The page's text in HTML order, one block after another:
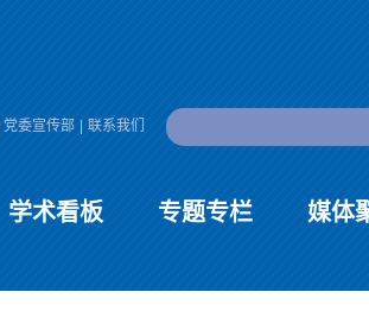
党委宣传部 联系我们
学术看板 专题专栏 媒体